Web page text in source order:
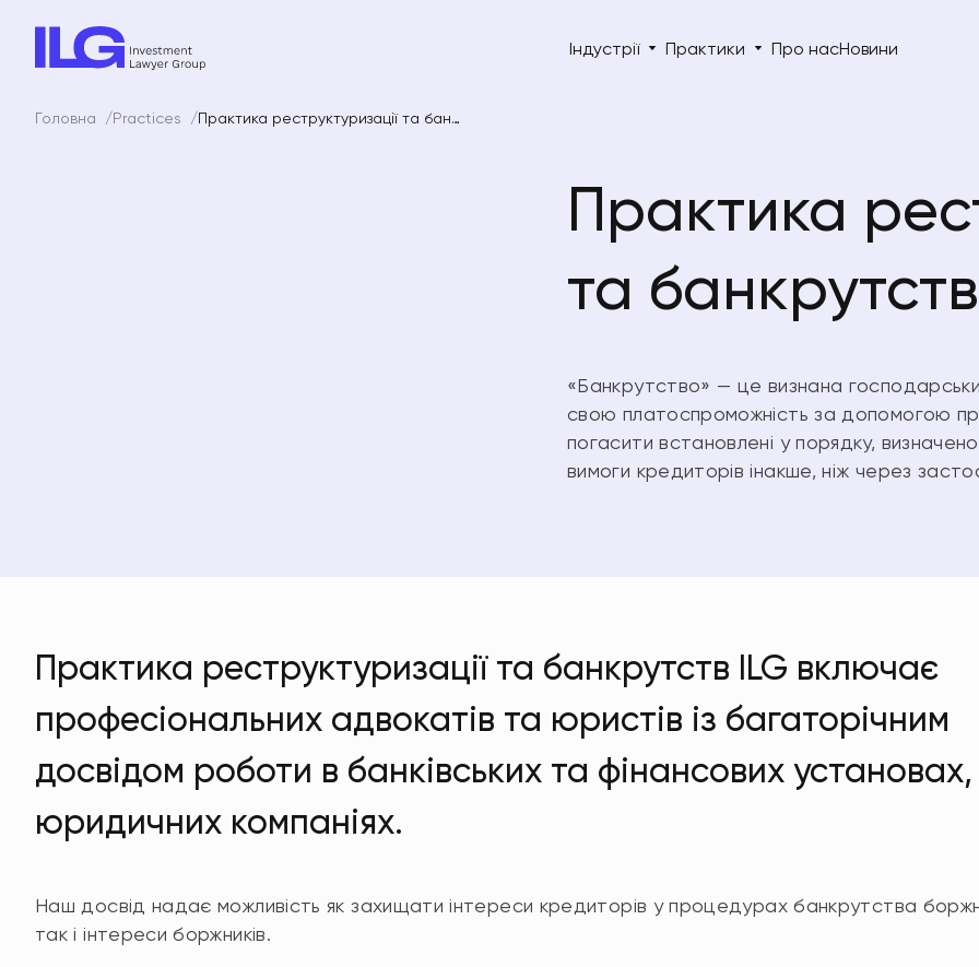
Індустрії Практики Про насНовини
Головна Practices Практика реструктуризації та банкрутств
Практика
та банкрутств
«Банкрутство» — це визнана
свою платоспроможність за допомогою
погасити встановлені у порядку,
вимоги кредиторів інакше, ніж через
Практика реструктуризації та банкрутств ILG включає
професіональних адвокатів та юристів із багаторічним
досвідом роботи в банківських та фінансових установах,
юридичних компаніях.
Наш досвід надає можливість як захищати інтереси кредиторів у процедурах банкрутства
так і інтереси боржників.